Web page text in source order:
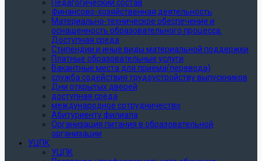
Педагогический состав
Финансово-хозяйственная деятельность
Материально-техническое обеспечение и
оснащенность образовательного процесса.
Доступная среда
Стипендии и иные виды материальной поддержки
Платные образовательные услуги
Вакантные места для приема(перевода)
служба содействия трудоустройству выпускников
Дни открытых дверей
доступная среда
международное сотрудничество
Абитуриенту филиала
Организация питания в образовательной
организации
УЦПК
УЦПК